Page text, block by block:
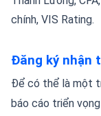
chính, VIS Rating.
Đăng ký nhận
Để có thể là một
báo cáo triển